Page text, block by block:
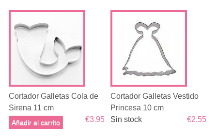
Cortador Galletas Cola de
Sirena 11 cm
€3.95
Añadir al carrito
Cortador Galletas Vestido
Princesa 10 cm
€2.55
Sin stock